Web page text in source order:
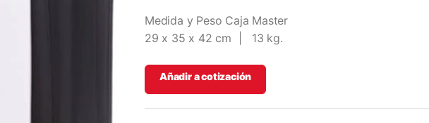
Medida y Peso Caja Master
29 x 35 x 42 cm | 13 kg.
Añadir a cotización